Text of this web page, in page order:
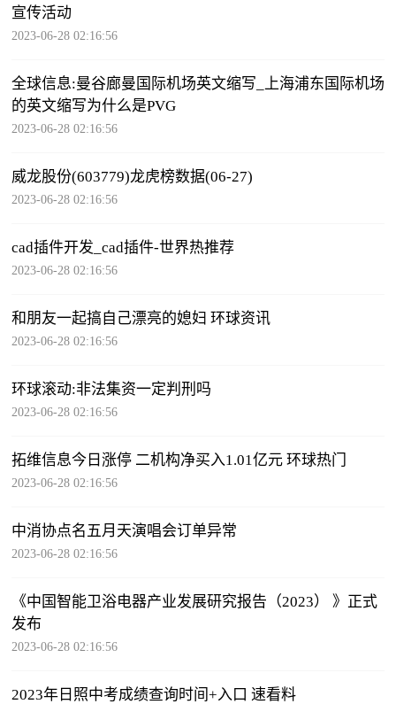
宣传活动
2023-06-28 02:16:56
全球信息:曼谷廊曼国际机场英文缩写_上海浦东国际机场
的英文缩写为什么是PVG
2023-06-28 02:16:56
威龙股份(603779)龙虎榜数据(06-27)
2023-06-28 02:16:56
cad插件开发_cad插件-世界热推荐
2023-06-28 02:16:56
和朋友一起搞自己漂亮的媳妇 环球资讯
2023-06-28 02:16:56
环球滚动:非法集资一定判刑吗
2023-06-28 02:16:56
拓维信息今日涨停 二机构净买入1.01亿元 环球热门
2023-06-28 02:16:56
中消协点名五月天演唱会订单异常
2023-06-28 02:16:56
《中国智能卫浴电器产业发展研究报告（2023） 》正式
发布
2023-06-28 02:16:56
2023年日照中考成绩查询时间+入口 速看料